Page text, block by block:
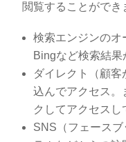
閲覧することができ
検索エンジンのオ
Bingなど検索結果
ダイレクト（顧
込んでアクセス。
クしてアクセスし
SNS（フェース